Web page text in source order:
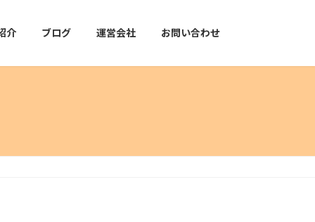
介 ブログ 運営会社 お問い合わせ